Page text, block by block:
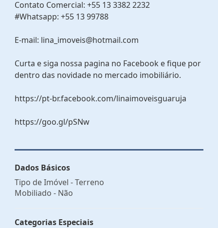
Contato Comercial: +55 13 3382 2232
#Whatsapp: +55 13 99788
E-mail: lina_imoveis@hotmail.com
Curta e siga nossa pagina no Facebook e fique por
dentro das novidade no mercado imobiliário.
https://pt-br.facebook.com/linaimoveisguaruja
https://goo.gl/pSNw
Dados Básicos
Tipo de Imóvel - Terreno
Mobiliado - Não
Categorias Especiais